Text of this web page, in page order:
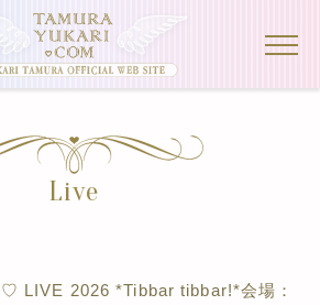
Live
♡ LIVE 2026 *Tibbar tibbar!*会場：